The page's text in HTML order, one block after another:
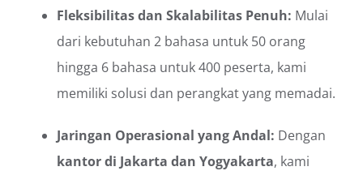
Fleksibilitas dan Skalabilitas Penuh: Mulai
dari kebutuhan 2 bahasa untuk 50 orang
hingga 6 bahasa untuk 400 peserta, kami
memiliki solusi dan perangkat yang memadai.
Jaringan Operasional yang Andal: Dengan
kantor di Jakarta dan Yogyakarta, kami